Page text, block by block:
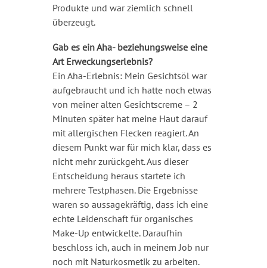
Produkte und war ziemlich schnell
überzeugt.
Gab es ein Aha- beziehungsweise eine
Art Erweckungserlebnis?
Ein Aha-Erlebnis: Mein Gesichtsöl war
aufgebraucht und ich hatte noch etwas
von meiner alten Gesichtscreme – 2
Minuten später hat meine Haut darauf
mit allergischen Flecken reagiert. An
diesem Punkt war für mich klar, dass es
nicht mehr zurückgeht. Aus dieser
Entscheidung heraus startete ich
mehrere Testphasen. Die Ergebnisse
waren so aussagekräftig, dass ich eine
echte Leidenschaft für organisches
Make-Up entwickelte. Daraufhin
beschloss ich, auch in meinem Job nur
noch mit Naturkosmetik zu arbeiten.